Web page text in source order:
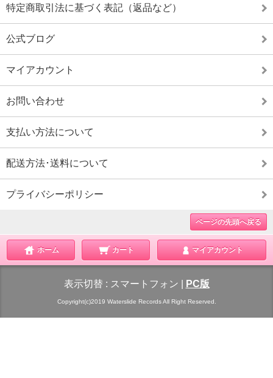
特定商取引法に基づく表記（返品など）
公式ブログ
マイアカウント
お問い合わせ
支払い方法について
配送方法･送料について
プライバシーポリシー
ページの先頭へ戻る
ホーム カート マイアカウント
表示切替 : スマートフォン PC版
Copyright(c)2019 Waterslide Records All Right Reserved.